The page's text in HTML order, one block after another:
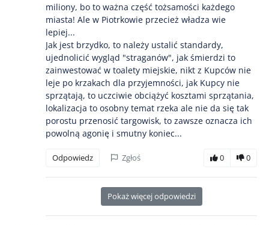
miliony, bo to ważna część tożsamości każdego
miasta! Ale w Piotrkowie przecież władza wie
lepiej...
Jak jest brzydko, to należy ustalić standardy,
ujednolicić wygląd "straganów", jak śmierdzi to
zainwestować w toalety miejskie, nikt z Kupców nie
leje po krzakach dla przyjemności, jak Kupcy nie
sprzątają, to uczciwie obciążyć kosztami sprzątania,
lokalizacja to osobny temat rzeka ale nie da się tak
porostu przenosić targowisk, to zawsze oznacza ich
powolną agonię i smutny koniec...
Odpowiedz Zgłoś 0 0
Pokaż więcej odpowiedzi